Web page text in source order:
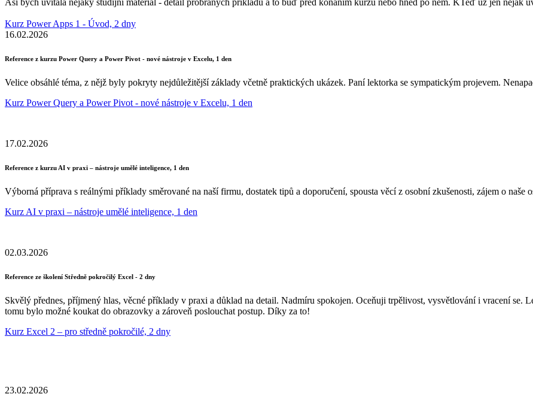
Asi bych uvítala nějaký studijní materiál - detail probraných příkladů a to buď před konáním kurzu nebo hned po něm. KTeď už jen nějak
Kurz Power Apps 1 - Úvod, 2 dny
16.02.2026
Reference z kurzu Power Query a Power Pivot - nové nástroje v Excelu, 1 den
Velice obsáhlé téma, z nějž byly pokryty nejdůležitější základy včetně praktických ukázek. Paní lektorka se sympatickým projevem.
Kurz Power Query a Power Pivot - nové nástroje v Excelu, 1 den
17.02.2026
Reference z kurzu AI v praxi – nástroje umělé inteligence, 1 den
Výborná příprava s reálnými příklady směrované na naší firmu, dostatek tipů a doporučení, spousta věcí z osobní zkušenosti, zájem o naše
Kurz AI v praxi – nástroje umělé inteligence, 1 den
02.03.2026
Reference ze školení Středně pokročilý Excel - 2 dny
Skvělý přednes, příjmený hlas, věcné příklady v praxi a důklad na detail. Nadmíru spokojen. Oceňuji trpělivost, vysvětlování i vracení se.
tomu bylo možné koukat do obrazovky a zároveň poslouchat postup. Díky za to!
Kurz Excel 2 – pro středně pokročilé, 2 dny
23.02.2026